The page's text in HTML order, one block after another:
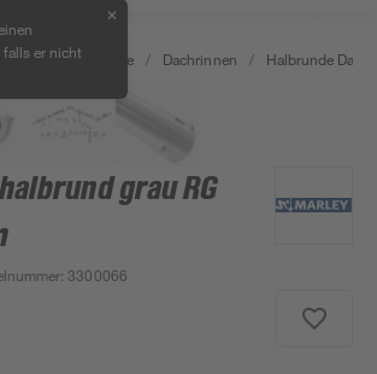
, falls er nicht
✕
/ Baustoffe / Dachrinnen / Halbrunde
grau RG
:3300066